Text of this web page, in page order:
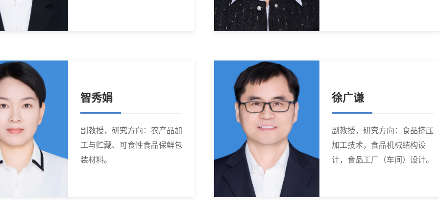
智秀娟
副教授，研究方向：农产品加
工与贮藏、可食性食品保鲜包
装材料。
徐广谦
副教授，研究方向：食品挤压
加工技术，食品机械结构设
计，食品工厂（车间）设计。